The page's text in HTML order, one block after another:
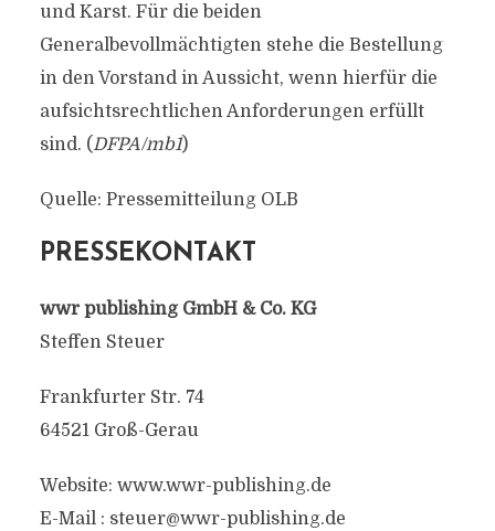
und Karst. Für die beiden
Generalbevollmächtigten stehe die Bestellung
in den Vorstand in Aussicht, wenn hierfür die
aufsichtsrechtlichen Anforderungen erfüllt
sind. (DFPA/mb1)
Quelle: Pressemitteilung OLB
PRESSEKONTAKT
wwr publishing GmbH & Co. KG
Steffen Steuer
Frankfurter Str. 74
64521 Groß-Gerau
Website: www.wwr-publishing.de
E-Mail : steuer@wwr-publishing.de